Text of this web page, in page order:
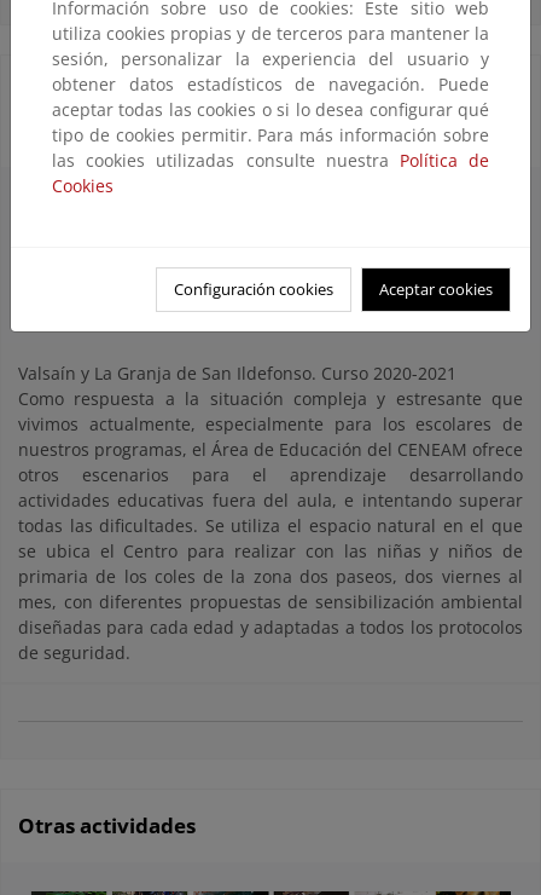
Programa educativo del CENEAM: Los Viernes al
Valsaín y La Granja de San Ildefonso. Curso 2020-2021
Como respuesta a la situación compleja y estresante que
vivimos actualmente, especialmente para los escolares de
nuestros programas, el Área de Educación del CENEAM ofrece
otros escenarios para el aprendizaje desarrollando
actividades educativas fuera del aula, e intentando superar
todas las dificultades. Se utiliza el espacio natural en el que
se ubica el Centro para realizar con las niñas y niños de
primaria de los coles de la zona dos paseos, dos viernes al
mes, con diferentes propuestas de sensibilización ambiental
diseñadas para cada edad y adaptadas a todos los protocolos
de seguridad.
Otras actividades
Información sobre uso de cookies: Este sitio web
utiliza cookies propias y de terceros para mantener la
sesión, personalizar la experiencia del usuario y
obtener datos estadísticos de navegación. Puede
aceptar todas las cookies o si lo desea configurar qué
tipo de cookies permitir. Para más información sobre
las cookies utilizadas consulte nuestra Política de
Cookies
Configuración cookies Aceptar cookies